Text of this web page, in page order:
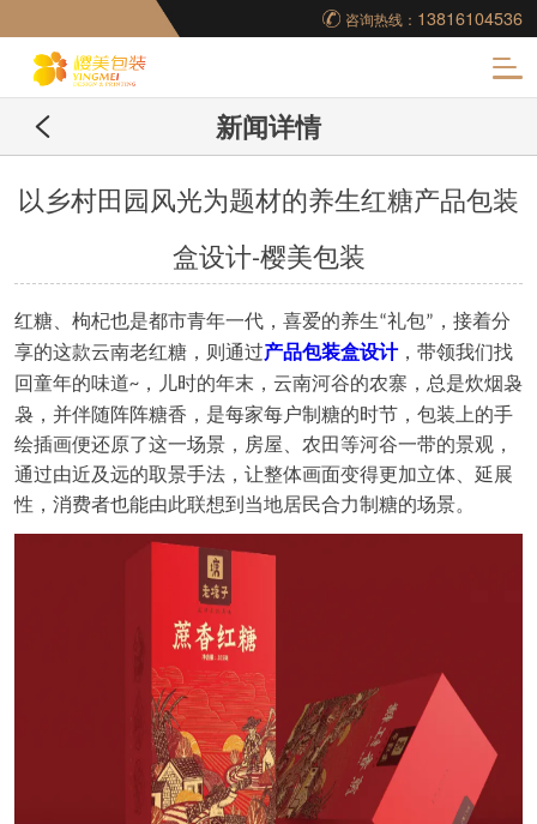
咨询热线： 13816104536
妆品包装盒工厂,高档
包装盒定制,创意包装
新闻详情
以乡村田园风光为题材的养生红糖产品包装
盒设计-樱美包装
红糖、枸杞也是都市青年一代， 喜爱的养生“礼包” ， 接着分
享的这款云南老红糖， 则通过产品包装盒设计，带领我们找
回童年的味道~， 儿时的年末，云南河谷的农寨 ， 总是炊烟袅
袅，并伴随阵阵糖香 ， 是每家每户制糖的时节， 包装上的手
绘插画便还原了这一场景， 房屋、农田等河谷一带的景观，
通过由近及远的取景手法， 让整体画面变得更加立体、延展
性 ， 消费者也能由此联想到当地居民合力制糖的场景。